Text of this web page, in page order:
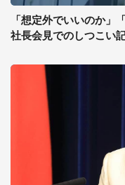
「想定外でいいのか」
社長会見でのしつこい